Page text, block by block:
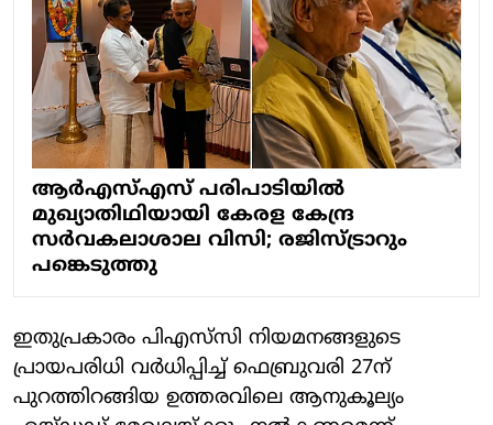
ആർഎസ്എസ് പരിപാടിയിൽ
മുഖ്യാതിഥിയായി കേരള കേന്ദ്ര
സർവകലാശാല വിസി; രജിസ്ട്രാറും
പങ്കെടുത്തു
ഇതുപ്രകാരം പിഎസ്‌സി നിയമനങ്ങളുടെ
പ്രായപരിധി വര്‍ധിപ്പിച്ച്‌ ഫെബ്രുവരി 27ന്
പുറത്തിറങ്ങിയ ഉത്തരവിലെ ആനുകൂല്യം